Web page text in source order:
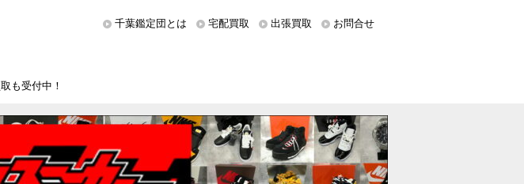
も受付中！
千葉鑑定団とは 宅配買取 出張買取 お問合せ